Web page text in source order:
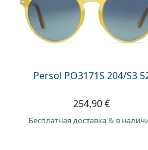
Persol PO3171S 204/S3
254,90 €
Бесплатная доставка& в